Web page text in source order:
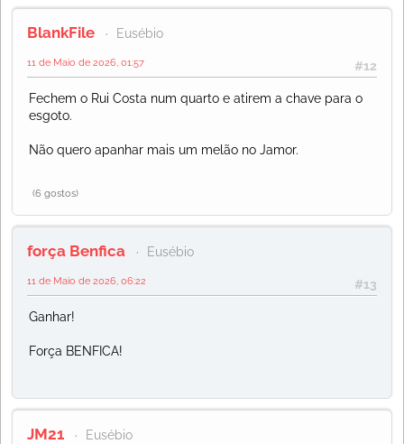
BlankFile Eusébio
#12
11 de Maio de 2026, 01:57
Fechem o Rui Costa num quarto e atirem a chave para o
esgoto.
Não quero apanhar mais um melão no Jamor.
(6 gostos)
força Benfica Eusébio
#13
11 de Maio de 2026, 06:22
Ganhar!
Força BENFICA!
JM21 Eusébio